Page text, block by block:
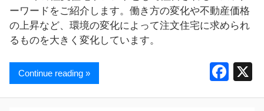
ーワードをご紹介します。働き方の変化や不動産価格
の上昇など、環境の変化によって注文住宅に求められ
るものを大きく変化しています。
F
Continue reading »